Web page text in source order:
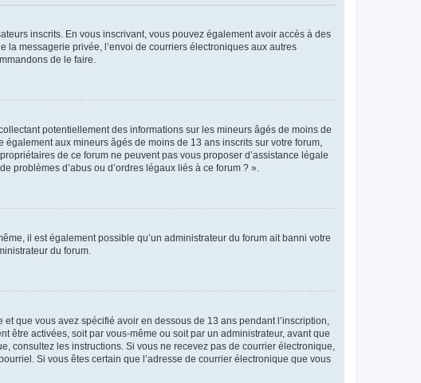
inscrits. En vous inscrivant, vous pouvez également avoir accès à des
la messagerie privée, l’envoi de courriers électroniques aux autres
de le faire.
potentiellement des informations sur les mineurs âgés de moins de
aux mineurs âgés de moins de 13 ans inscrits sur votre forum,
de ce forum ne peuvent pas vous proposer d’assistance légale
problèmes d’abus ou d’ordres légaux liés à ce forum ? ».
il est également possible qu’un administrateur du forum ait banni votre
du forum.
que vous avez spécifié avoir en dessous de 13 ans pendant l’inscription,
être activées, soit par vous-même ou soit par un administrateur, avant que
consultez les instructions. Si vous ne recevez pas de courrier électronique,
Si vous êtes certain que l’adresse de courrier électronique que vous